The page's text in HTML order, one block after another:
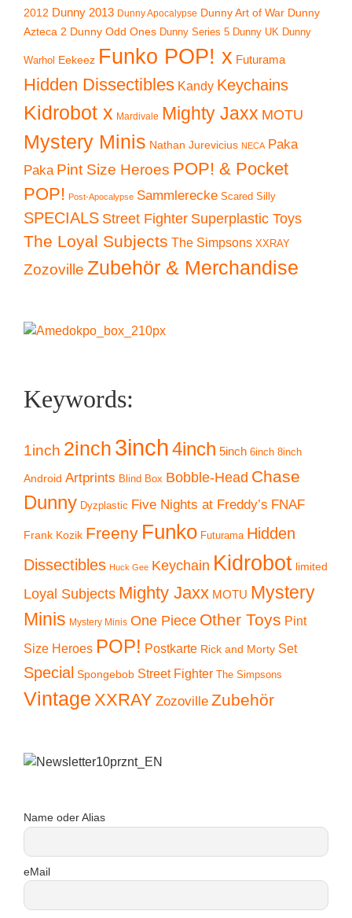
2012 Dunny 2013 Dunny Apocalypse Dunny Art of War Dunny
Azteca 2 Dunny Odd Ones Dunny Series 5 Dunny UK Dunny
Warhol Eekeez Funko POP! x Futurama
Hidden Dissectibles Kandy Keychains
Kidrobot x Mardivale Mighty Jaxx MOTU
Mystery Minis Nathan Jurevicius NECA Paka
Paka Pint Size Heroes POP! & Pocket
POP! Post-Apocalypse Sammlerecke Scared Silly
SPECIALS Street Fighter Superplastic Toys
The Loyal Subjects The Simpsons XXRAY
Zozoville Zubehör & Merchandise
Keywords:
1inch 2inch 3inch4inch 5inch 6inch 8inch
Android Artprints Blind Box Bobble-Head Chase
Dunny Dyzplastic Five Nights at Freddy’s FNAF
Frank Kozik Freeny Funko Futurama Hidden
Dissectibles Huck Gee Keychain Kidrobot limited
Loyal Subjects Mighty Jaxx MOTU Mystery
Minis Mystery Minis One Piece Other Toys Pint
Size Heroes POP! Postkarte Rick and Morty Set
Special Spongebob Street Fighter The Simpsons
Vintage XXRAY Zozoville Zubehör
Name oder Alias
eMail